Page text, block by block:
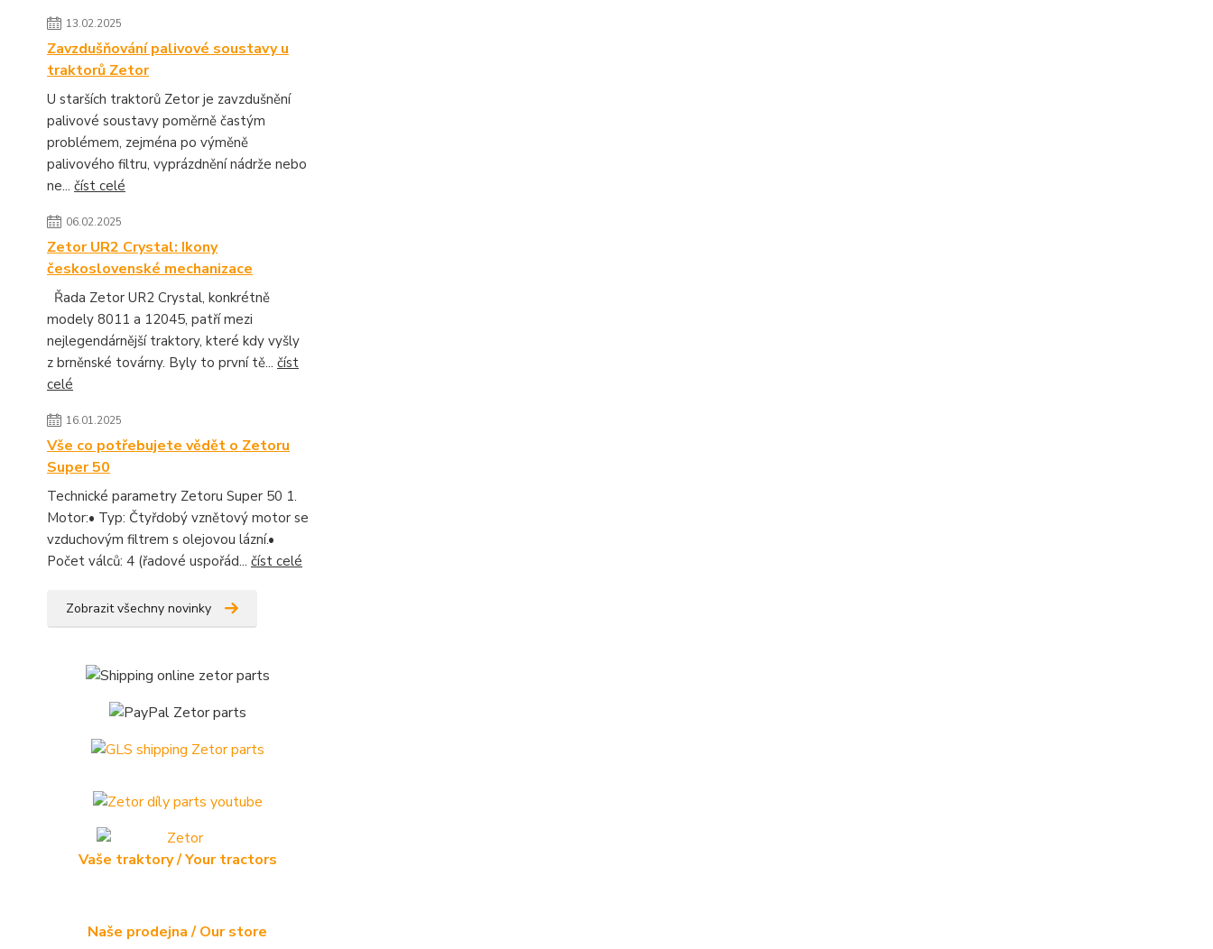
13.02.2025
Zavzdušňování palivové soustavy u
traktorů Zetor
U starších traktorů Zetor je zavzdušnění
palivové soustavy poměrně častým
problémem, zejména po výměně
palivového filtru, vyprázdnění nádrže nebo
ne... číst celé
06.02.2025
Zetor UR2 Crystal: Ikony
československé mechanizace
Řada Zetor UR2 Crystal, konkrétně
modely 8011 a 12045, patří mezi
nejlegendárnější traktory, které kdy vyšly
z brněnské továrny. Byly to první tě... číst
celé
16.01.2025
Vše co potřebujete vědět o Zetoru
Super 50
Technické parametry Zetoru Super 50 1.
Motor:• Typ: Čtyřdobý vznětový motor se
vzduchovým filtrem s olejovou lázní.•
Počet válců: 4 (řadové uspořád... číst celé
Zobrazit všechny novinky
Vaše traktory / Your tractors
Naše prodejna / Our store